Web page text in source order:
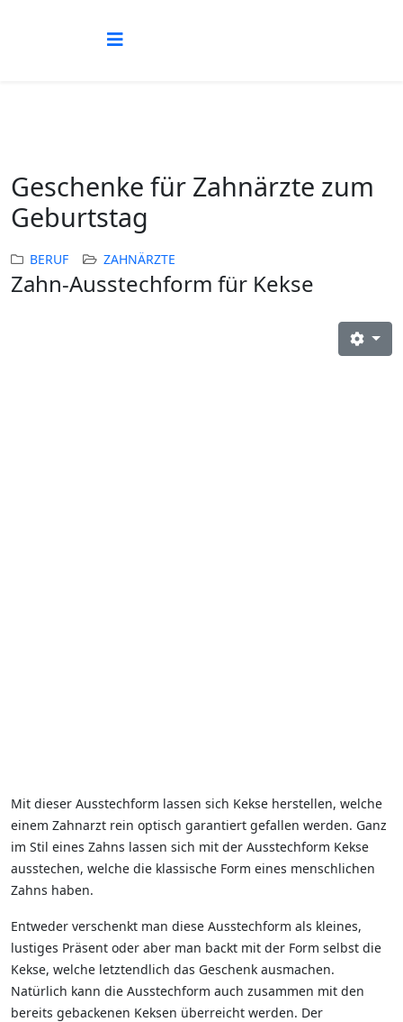
Geschenke für Zahnärzte zum
Geburtstag
BERUF ZAHNÄRZTE
Zahn-Ausstechform für Kekse
Mit dieser Ausstechform lassen sich Kekse herstellen, welche
einem Zahnarzt rein optisch garantiert gefallen werden. Ganz
im Stil eines Zahns lassen sich mit der Ausstechform Kekse
ausstechen, welche die klassische Form eines menschlichen
Zahns haben.
Entweder verschenkt man diese Ausstechform als kleines,
lustiges Präsent oder aber man backt mit der Form selbst die
Kekse, welche letztendlich das Geschenk ausmachen.
Natürlich kann die Ausstechform auch zusammen mit den
bereits gebackenen Keksen überreicht werden. Der